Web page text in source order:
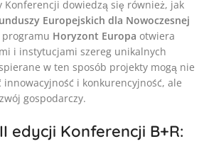
Konferencji dowiedzą się również, jak
Europejskich dla Nowoczesnej
programu Horyzont Europa otwiera
i instytucjami szereg unikalnych
w ten sposób projekty mogą nie
innowacyjność i konkurencyjność, ale
gospodarczy.
edycji Konferencji B+R: